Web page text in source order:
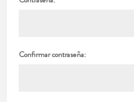
Confirmar contraseña: